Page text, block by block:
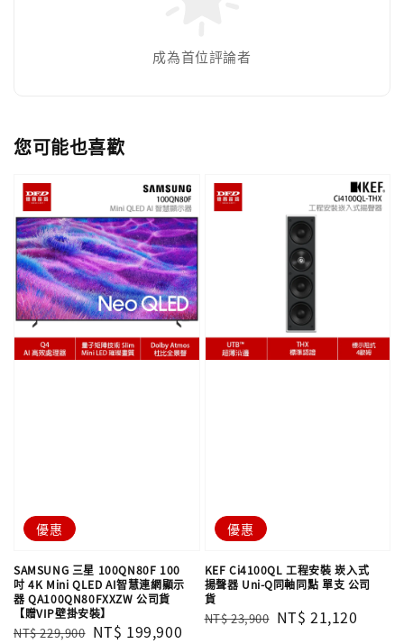
成為首位評論者
您可能也喜歡
優惠
SAMSUNG 三星 100QN80F 100
吋 4K Mini QLED AI智慧連網顯示
器 QA100QN80FXXZW 公司貨
【贈VIP壁掛安裝】
Regular
NT$ 229,900 Sale
NT$ 199,900
優惠
KEF Ci4100QL 工程安裝 崁入式
揚聲器 Uni-Q同軸同點 單支​​​​​​​ 公司
貨
Regular
NT$ 23,900 Sale
NT$ 21,120